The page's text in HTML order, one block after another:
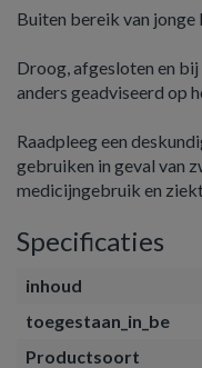
Buiten bereik van jonge
Droog, afgesloten en
anders geadviseerd op
Raadpleeg een
gebruiken in geval van
medicijngebruik en
Specificaties
inhoud
toegestaan_in_be
Productsoort